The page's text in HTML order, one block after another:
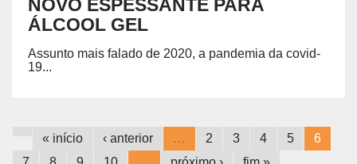
NOVO ESPESSANTE PARA
ÁLCOOL GEL
Assunto mais falado de 2020, a pandemia da covid-
19...
« início ‹ anterior … 2 3 4 5
6